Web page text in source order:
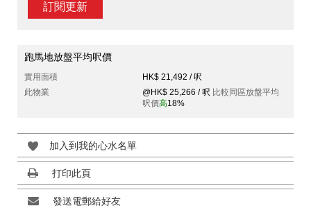
訂閱更新
跑馬地放盤平均呎價
實用面積
HK$ 21,492 / 呎
此物業
@HK$ 25,266 / 呎 比較同區放盤平均
呎價高18%
加入到我的心水名單
打印此頁
發送電郵給好友